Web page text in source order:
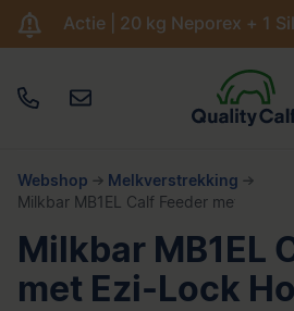
Actie | 20 kg Neporex + 1
Webshop
Melkverstrekking
Milkbar MB1EL Calf Feeder met Ezi-
Milkbar MB1EL
met Ezi-Lock